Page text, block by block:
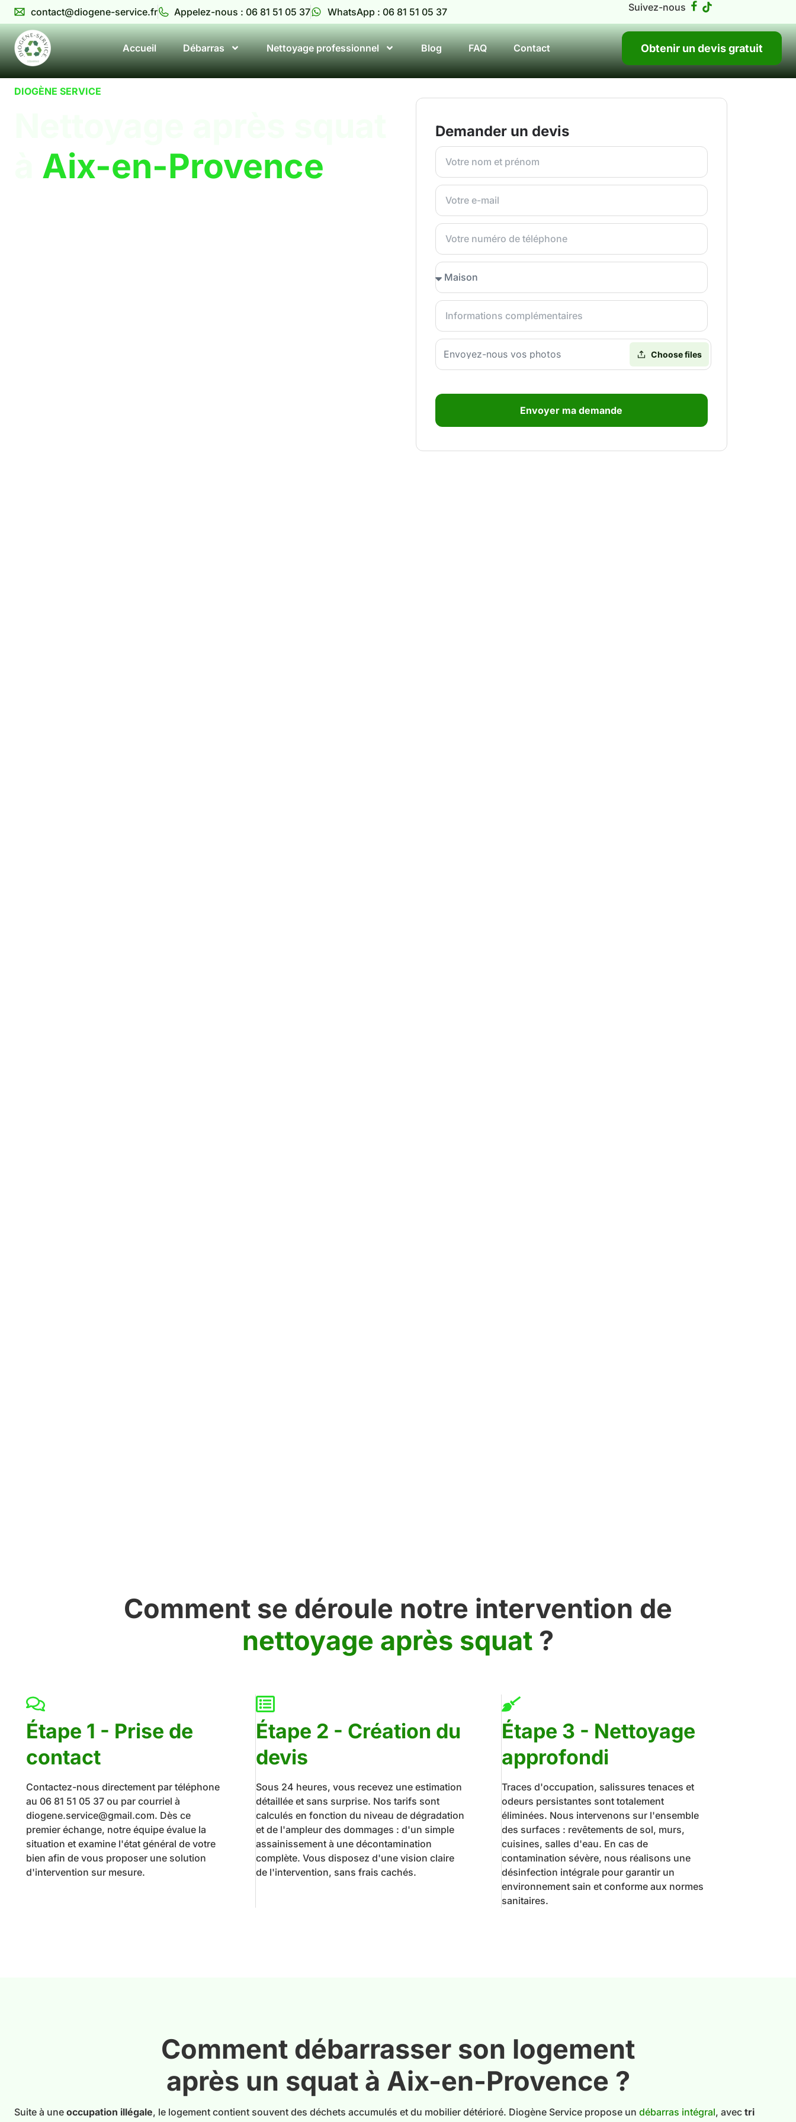
contact@diogene-service.fr Appelez-nous : 06 81 51 05 37 WhatsApp : 06 81 51 05 37 Suivez-nous
Accueil Débarras Nettoyage professionnel Blog FAQ Contact Obtenir un devis gratuit
DIOGÈNE SERVICE
Aix-en-Provence
Demander un devis
Envoyez-nous vos photos
Envoyer ma demande
Comment se déroule notre intervention de
nettoyage après squat ?
Étape 1 - Prise de
contact
Contactez-nous directement par téléphone
au 06 81 51 05 37 ou par courriel à
diogene.service@gmail.com. Dès ce
premier échange, notre équipe évalue la
situation et examine l'état général de votre
bien afin de vous proposer une solution
d'intervention sur mesure.
Étape 2 - Création du
devis
Sous 24 heures, vous recevez une estimation
détaillée et sans surprise. Nos tarifs sont
calculés en fonction du niveau de dégradation
et de l'ampleur des dommages : d'un simple
assainissement à une décontamination
complète. Vous disposez d'une vision claire
de l'intervention, sans frais cachés.
Étape 3 - Nettoyage
approfondi
Traces d'occupation, salissures tenaces et
odeurs persistantes sont totalement
éliminées. Nous intervenons sur l'ensemble
des surfaces : revêtements de sol, murs,
cuisines, salles d'eau. En cas de
contamination sévère, nous réalisons une
désinfection intégrale pour garantir un
environnement sain et conforme aux normes
sanitaires.
Comment débarrasser son logement
après un squat à Aix-en-Provence ?
Suite à une occupation illégale, le logement contient souvent des déchets accumulés et du mobilier détérioré. Diogène Service propose un débarras intégral, avec tri